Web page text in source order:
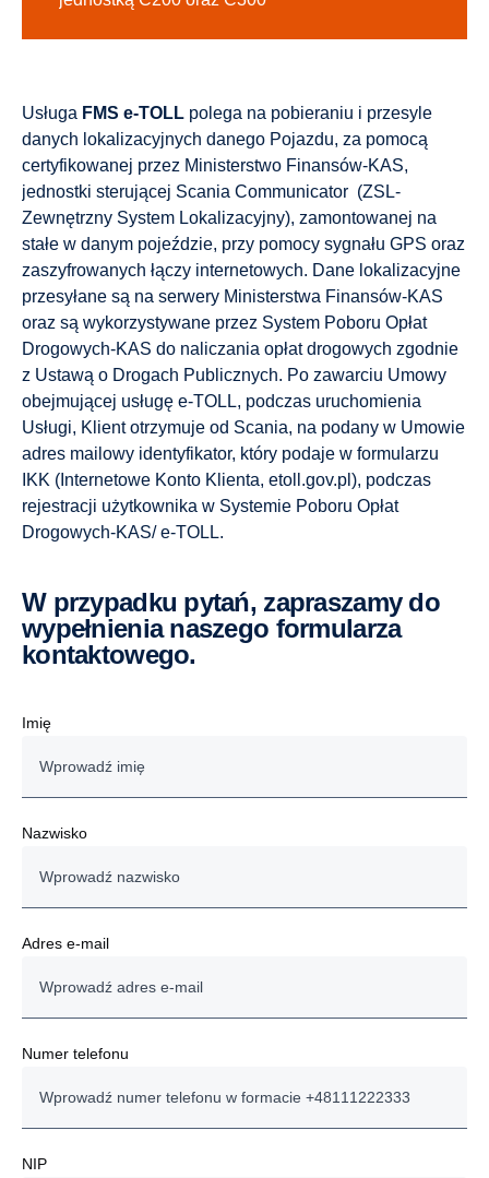
Usługa FMS e-TOLL polega na pobieraniu i przesyle
danych lokalizacyjnych danego Pojazdu, za pomocą
certyfikowanej przez Ministerstwo Finansów-KAS,
jednostki sterującej Scania Communicator (ZSL-
Zewnętrzny System Lokalizacyjny), zamontowanej na
stałe w danym pojeździe, przy pomocy sygnału GPS oraz
zaszyfrowanych łączy internetowych. Dane lokalizacyjne
przesyłane są na serwery Ministerstwa Finansów-KAS
oraz są wykorzystywane przez System Poboru Opłat
Drogowych-KAS do naliczania opłat drogowych zgodnie
z Ustawą o Drogach Publicznych. Po zawarciu Umowy
obejmującej usługę e-TOLL, podczas uruchomienia
Usługi, Klient otrzymuje od Scania, na podany w Umowie
adres mailowy identyfikator, który podaje w formularzu
IKK (Internetowe Konto Klienta, etoll.gov.pl), podczas
rejestracji użytkownika w Systemie Poboru Opłat
Drogowych-KAS/ e-TOLL.
W przypadku pytań, zapraszamy do
wypełnienia naszego formularza
kontaktowego.
Imię
Nazwisko
Adres e-mail
Numer telefonu
NIP